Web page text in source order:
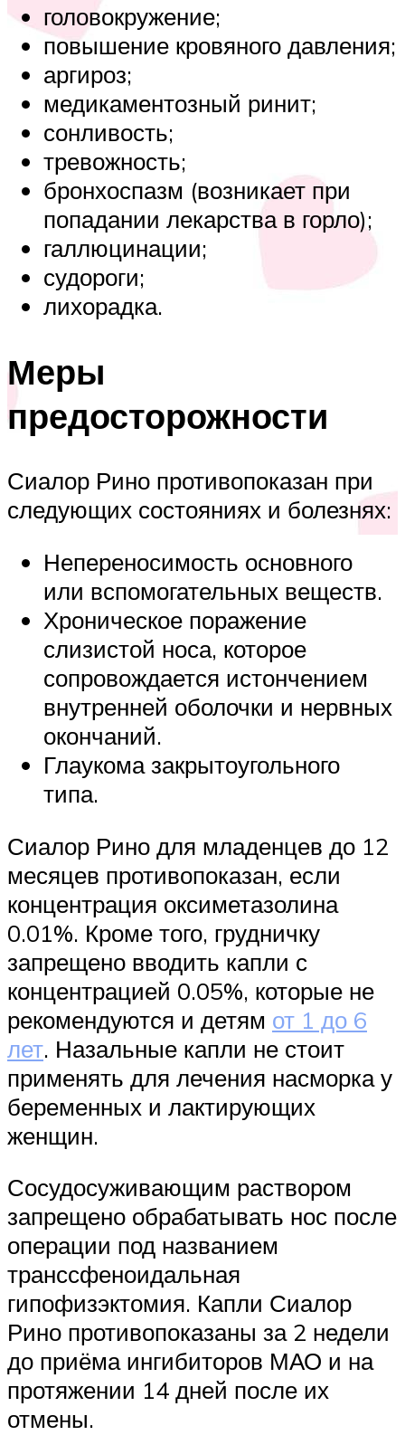
головокружение;
повышение кровяного давления;
аргироз;
медикаментозный ринит;
сонливость;
тревожность;
бронхоспазм (возникает при
попадании лекарства в горло);
галлюцинации;
судороги;
лихорадка.
Меры
предосторожности
Сиалор Рино противопоказан при
следующих состояниях и болезнях:
Непереносимость основного
или вспомогательных веществ.
Хроническое поражение
слизистой носа, которое
сопровождается истончением
внутренней оболочки и нервных
окончаний.
Глаукома закрытоугольного
типа.
Сиалор Рино для младенцев до 12
месяцев противопоказан, если
концентрация оксиметазолина
0.01%. Кроме того, грудничку
запрещено вводить капли с
концентрацией 0.05%, которые не
рекомендуются и детям от 1 до 6
лет. Назальные капли не стоит
применять для лечения насморка у
беременных и лактирующих
женщин.
Сосудосуживающим раствором
запрещено обрабатывать нос после
операции под названием
транссфеноидальная
гипофизэктомия. Капли Сиалор
Рино противопоказаны за 2 недели
до приёма ингибиторов МАО и на
протяжении 14 дней после их
отмены.